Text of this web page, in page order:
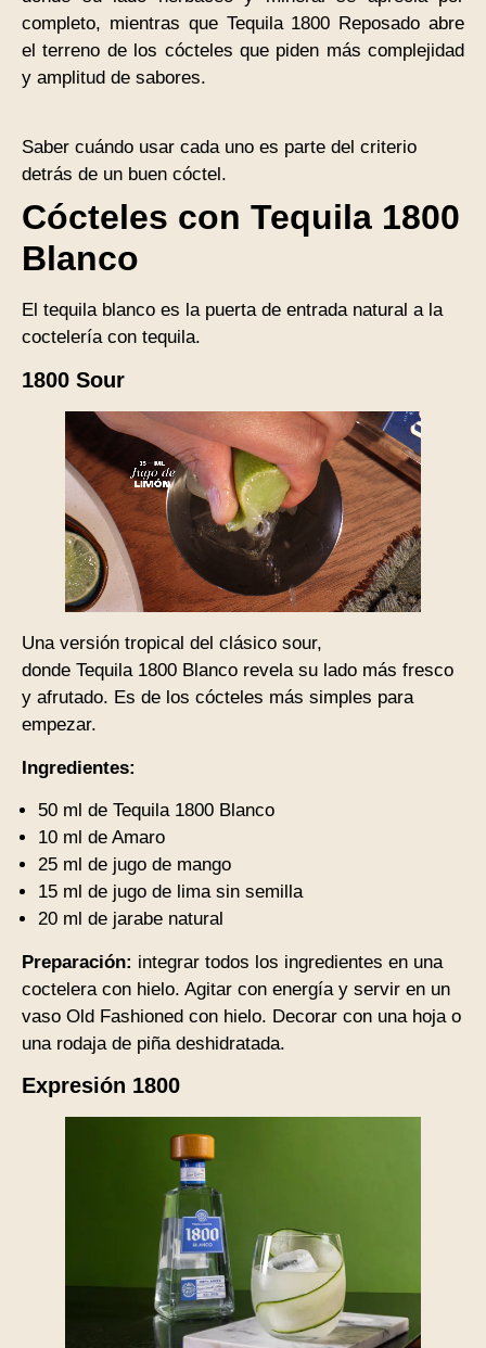
completo, mientras que Tequila 1800 Reposado abre
el terreno de los cócteles que piden más complejidad
y amplitud de sabores.
Saber cuándo usar cada uno es parte del criterio
detrás de un buen cóctel.
Cócteles con Tequila 1800
Blanco
El tequila blanco es la puerta de entrada natural a la
coctelería con tequila.
1800 Sour
Una versión tropical del clásico sour,
donde Tequila 1800 Blanco revela su lado más fresco
y afrutado. Es de los cócteles más simples para
empezar.
Ingredientes:
50 ml de Tequila 1800 Blanco
10 ml de Amaro
25 ml de jugo de mango
15 ml de jugo de lima sin semilla
20 ml de jarabe natural
Preparación: integrar todos los ingredientes en una
coctelera con hielo. Agitar con energía y servir en un
vaso Old Fashioned con hielo. Decorar con una hoja o
una rodaja de piña deshidratada.
Expresión 1800